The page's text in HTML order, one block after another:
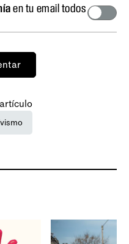
en tu email todos